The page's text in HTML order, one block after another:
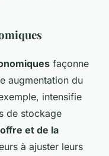
façonne
augmentation du
intensifie
de stockage
et de la
à ajuster leurs